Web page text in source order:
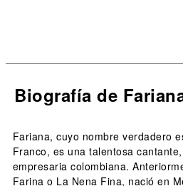
Biografía de
Fariana, cuyo nombre verdadero
Franco, es una talentosa
empresaria colombiana.
Farina o La Nena Fina, nació en